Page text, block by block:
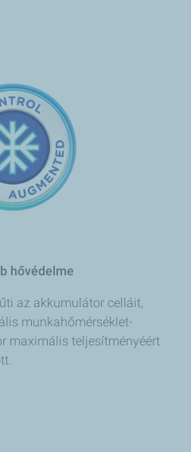
hővédelme
az akkumulátor celláit,
munkahőmérséklet-
maximális teljesítményéért